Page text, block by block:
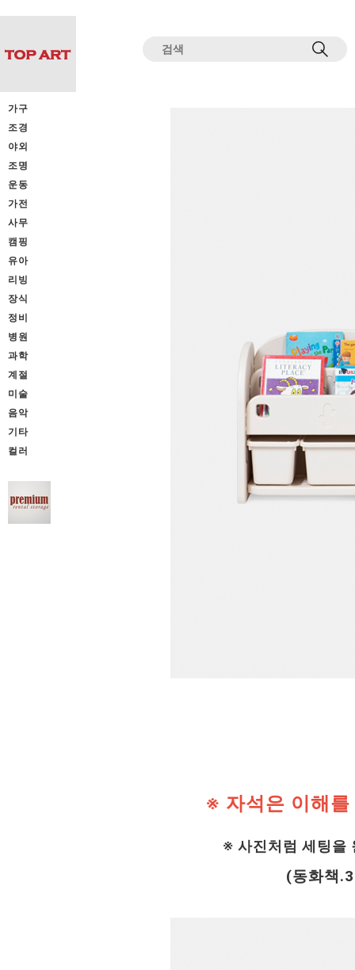
※ 자석은 이해
※ 사진처럼 세팅을
(동화책
가구
조경
야외
조명
운동
가전
사무
캠핑
유아
리빙
장식
정비
병원
과학
계절
미술
음악
기타
컬러